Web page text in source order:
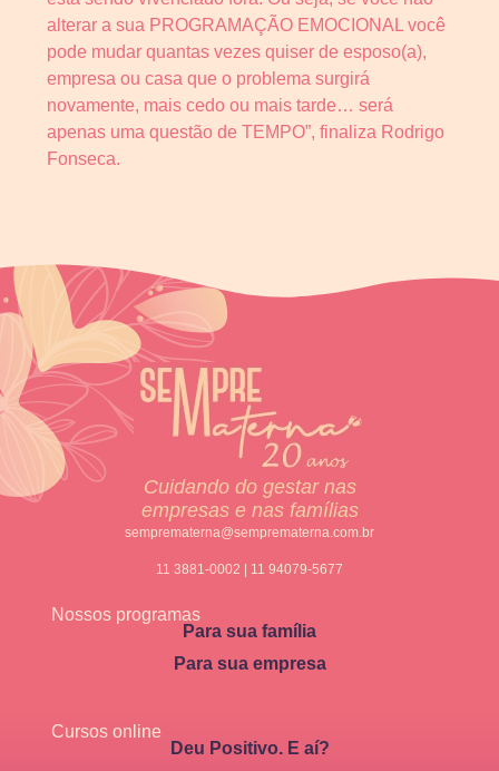
alterar a sua PROGRAMAÇÃO EMOCIONAL você
pode mudar quantas vezes quiser de esposo(a),
empresa ou casa que o problema surgirá
novamente, mais cedo ou mais tarde… será
apenas uma questão de TEMPO”, finaliza Rodrigo
Fonseca.
Cuidando do gestar nas
empresas e nas famílias
semprematerna@semprematerna.com.br
11 3881-0002 | 11 94079-5677
Nossos programas
Para sua família
Para sua empresa
Cursos online
Deu Positivo. E aí?